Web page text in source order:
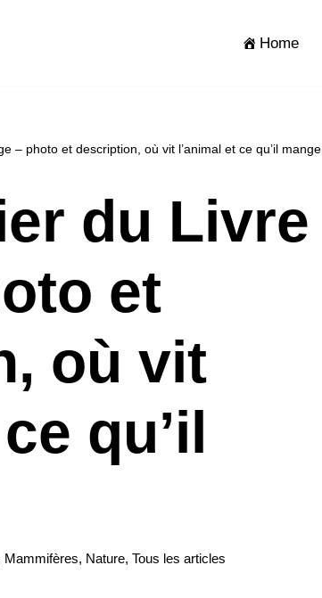
Home
– photo et description, où vit l’animal et ce qu’il mange
du Livre
et
où vit
qu’il
Mammifères, Nature, Tous les articles